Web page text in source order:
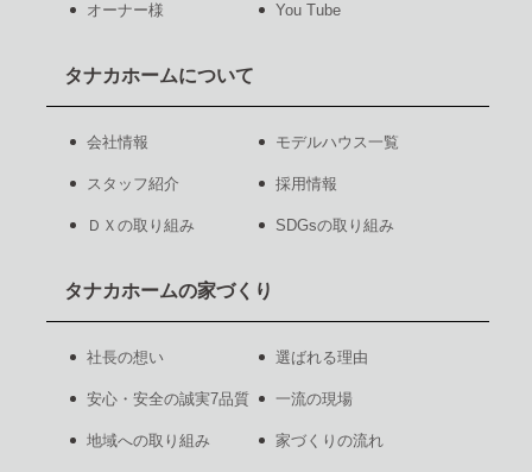
オーナー様 You Tube
タナカホームについて
会社情報 モデルハウス一覧
スタッフ紹介 採用情報
ＤＸの取り組み SDGsの取り組み
タナカホームの家づくり
社長の想い 選ばれる理由
安心・安全の誠実7品質 一流の現場
地域への取り組み 家づくりの流れ